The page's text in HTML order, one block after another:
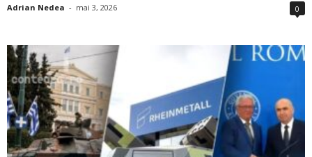
Adrian Nedea - mai 3, 2026 0